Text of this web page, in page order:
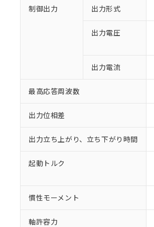
制御出力 出力形式
出力電圧
出力電流
最高応答周波数
出力位相差
出力立ち上がり、立ち下がり時間
起動トルク
慣性モーメント
軸許容力